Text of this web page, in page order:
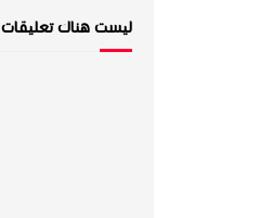
ليست هناك تعليقات